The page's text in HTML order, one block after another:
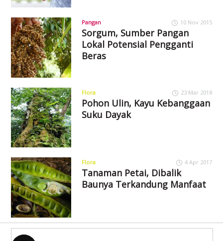
Pangan 10 Nov 2015
Sorgum, Sumber Pangan
Lokal Potensial Pengganti
Beras
Flora 23 Mar 2018
Pohon Ulin, Kayu Kebanggaan
Suku Dayak
Flora 4 Apr 2017
Tanaman Petai, Dibalik
Baunya Terkandung Manfaat